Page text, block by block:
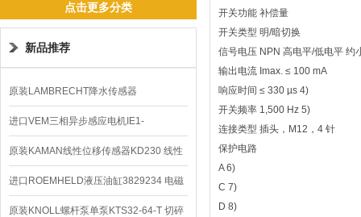
点击更多分类
新品推荐
原装LAMBRECHT降水传感器
00.14575.20气象仪
进口VEM三相异步感应电机IE1-
K21R80G4马达
原装KAMAN线性位移传感器KD230 线性
编码器
进口ROEMHELD液压油缸3829234 电磁
阀定位器
原装KNOLL螺杆泵单泵KTS32-64-T 切碎
开关功能 补偿量
开关类型 明/暗切换
信号电压 NPN 高电平/低电平 约
输出电流 Imax. ≤ 100 mA
响应时间 ≤ 330 µs 4)
开关频率 1,500 Hz 5)
连接类型 插头，M12，4 针
保护电路
A 6)
C 7)
D 8)